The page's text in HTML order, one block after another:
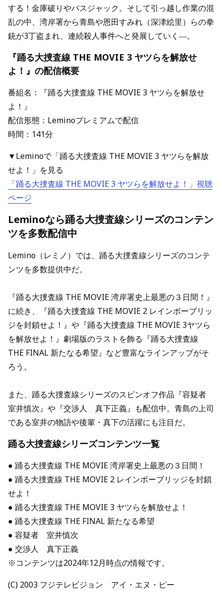
する！金庫破りやバスジャック。そして引っ越し作業の混
乱の中、湾岸署から青島や恩田すみれ（深津絵里）らの拳
銃が3丁盗まれ、連続殺人事件へと発展していく―。
『踊る大捜査線 THE MOVIE 3 ヤツらを解放せ
よ！』の配信概要
番組名：『踊る大捜査線 THE MOVIE 3 ヤツらを解放せ
よ！』
配信形態：Leminoプレミアムで配信
時間：141分
▼Leminoで「踊る大捜査線 THE MOVIE 3 ヤツらを解放
せよ！」を見る
「踊る大捜査線 THE MOVIE 3 ヤツらを解放せよ！」視聴
ページ
Leminoなら踊る大捜査線シリーズのコンテン
ツを多数配信中
Lemino（レミノ）では、踊る大捜査線シリーズのコンテ
ンツを多数提供中だ。
『踊る大捜査線 THE MOVIE 湾岸署史上最悪の３日間！』
に続き、『踊る大捜査線 THE MOVIE 2 レインボーブリッ
ジを封鎖せよ！』や『踊る大捜査線 THE MOVIE 3ヤツら
を解放せよ！』劇場版のラストを飾る『踊る大捜査線
THE FINAL 新たなる希望』など豊富なラインアップがそ
ろう。
また、踊る大捜査線シリーズのスピンオフ作品『容疑者
室井慎次』や『交渉人 真下正義』も配信中。青島の上司
である室井の物語や後輩・真下の活躍にも注目だ。
踊る大捜査線シリーズコンテンツ一覧
● 踊る大捜査線 THE MOVIE 湾岸署史上最悪の３日間！
● 踊る大捜査線 THE MOVIE 2 レインボーブリッジを封鎖
せよ！
● 踊る大捜査線 THE MOVIE 3 ヤツらを解放せよ！
● 踊る大捜査線 THE FINAL 新たなる希望
● 容疑者 室井慎次
● 交渉人 真下正義
※コンテンツは2024年12月時点の情報です。
(C) 2003 フジテレビジョン アイ・エヌ・ピー